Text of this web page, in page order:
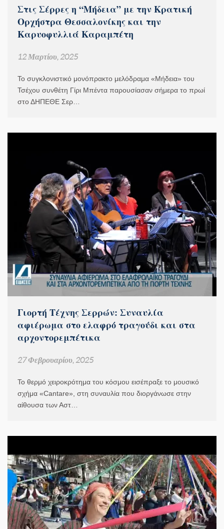
Στις Σέρρες η “Μήδεια” με την Κρατική
Ορχήστρα Θεσσαλονίκης και την
Καρυοφυλλιά Καραμπέτη
12 Μαρτίου, 2025
Το συγκλονιστικό μονόπρακτο μελόδραμα «Μήδεια» του
Τσέχου συνθέτη Γίρι Μπέντα παρουσίασαν σήμερα το πρωί
στο ΔΗΠΕΘΕ Σερ…
Γιορτή Τέχνης Σερρών: Συναυλία
αφιέρωμα στο ελαφρό τραγούδι και στα
αρχοντορεμπέτικα
27 Φεβρουαρίου, 2025
Το θερμό χειροκρότημα του κόσμου εισέπραξε το μουσικό
σχήμα «Cantare», στη συναυλία που διοργάνωσε στην
αίθουσα των Αστ…